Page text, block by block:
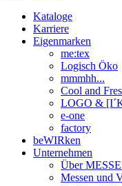
Kataloge
Karriere
Eigenmarken
me:tex
Logisch Öko
mmmhh...
Cool and
LOGO &
e-one
factory
beWIRken
Unternehmen
Über
Messen und